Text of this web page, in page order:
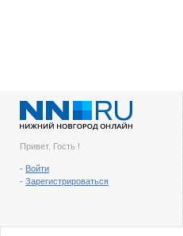
Привет, Гость !
- Войти
- Зарегистрироваться